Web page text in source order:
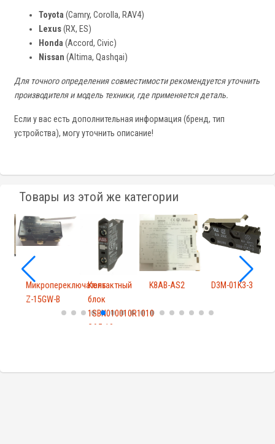
Toyota (Camry, Corolla, RAV4)
Lexus(RX, ES)
Honda (Accord, Civic)
Nissan (Altima, Qashqai)
Для точного определения совместимости рекомендуется уточнить
производителя и модель техники, где применяется деталь.
Если у вас есть дополнительная информация (бренд, тип
устройства), могу уточнить описание!
Товары из этой же категории
Микропереключатель
Z-15GW-B
Контактный
блок
1SBN010010R1010
CA5-10
K8AB-AS2 D3M-01K3-3